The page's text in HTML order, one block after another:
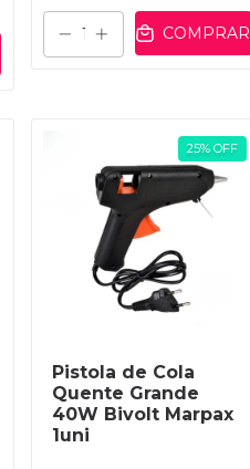
COMPRAR
25% OFF
Pistola de Cola
Quente Grande
40W Bivolt Marpax
1uni